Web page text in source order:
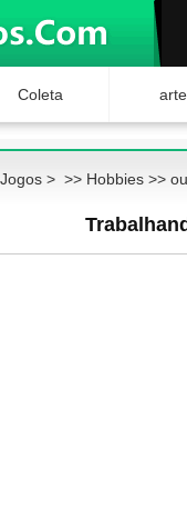
Coleta
> >> Hobbies>>